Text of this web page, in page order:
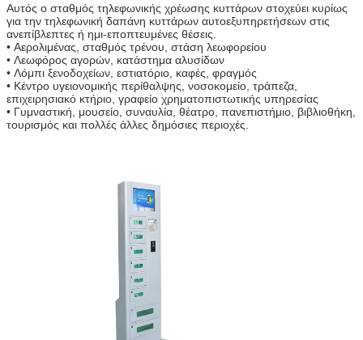
Αυτός ο σταθμός τηλεφωνικής χρέωσης κυττάρων στοχεύει κυρίως
για την τηλεφωνική δαπάνη κυττάρων αυτοεξυπηρετήσεων στις
ανεπίβλεπτες ή ημι-εποπτευμένες θέσεις.
• Αερολιμένας, σταθμός τρένου, στάση λεωφορείου
• Λεωφόρος αγορών, κατάστημα αλυσίδων
• Λόμπι ξενοδοχείων, εστιατόριο, καφές, φραγμός
• Κέντρο υγειονομικής περίθαλψης, νοσοκομείο, τράπεζα,
επιχειρησιακό κτήριο, γραφείο χρηματοπιστωτικής υπηρεσίας
• Γυμναστική, μουσείο, συναυλία, θέατρο, πανεπιστήμιο, βιβλιοθήκη,
τουρισμός και πολλές άλλες δημόσιες περιοχές.